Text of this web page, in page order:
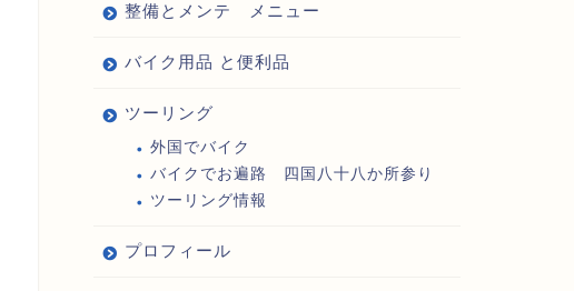
整備とメンテ メニュー
バイク用品 と便利品
ツーリング
外国でバイク
バイクでお遍路 四国八十八か所参り
ツーリング情報
プロフィール